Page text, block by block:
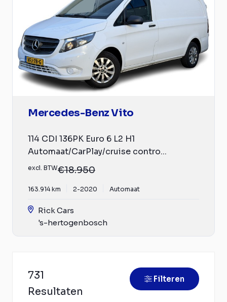
Mercedes-Benz Vito
114 CDI 136PK Euro 6 L2 H1
Automaat/CarPlay/cruise contro...
excl. BTW€18.950
163.914 km 2-2020 Automaat
Rick Cars
's-hertogenbosch
731
Resultaten
Filteren